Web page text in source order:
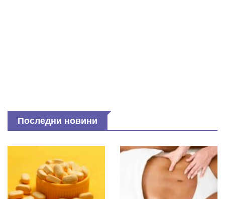
Последни новини